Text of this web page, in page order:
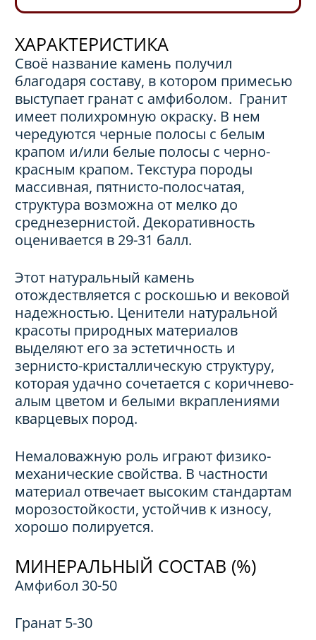
ХАРАКТЕРИСТИКА
Своё название камень получил
благодаря составу, в котором примесью
выступает гранат с амфиболом. Гранит
имеет полихромную окраску. В нем
чередуются черные полосы с белым
крапом и/или белые полосы с черно-
красным крапом. Текстура породы
массивная, пятнисто-полосчатая,
структура возможна от мелко до
среднезернистой. Декоративность
оценивается в 29-31 балл.
Этот натуральный камень
отождествляется с роскошью и вековой
надежностью. Ценители натуральной
красоты природных материалов
выделяют его за эстетичность и
зернисто-кристаллическую структуру,
которая удачно сочетается с коричнево-
алым цветом и белыми вкраплениями
кварцевых пород.
Немаловажную роль играют физико-
механические свойства. В частности
материал отвечает высоким стандартам
морозостойкости, устойчив к износу,
хорошо полируется.
МИНЕРАЛЬНЫЙ СОСТАВ (%)
Амфибол 30-50
Гранат 5-30